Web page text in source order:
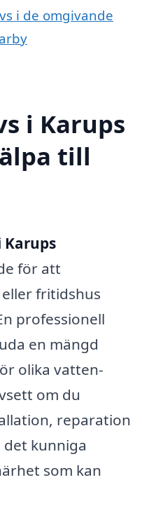
i de omgivande
i Karups
till
Karups
för att
fritidshus
professionell
en mängd
olika vatten-
om du
reparation
kunniga
som kan